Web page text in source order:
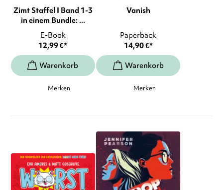
Zimt Staffel I Band 1-3
in einem Bundle: ...
E-Book
12,99€*
Merken
Vanish
Paperback
14,90€*
Merken